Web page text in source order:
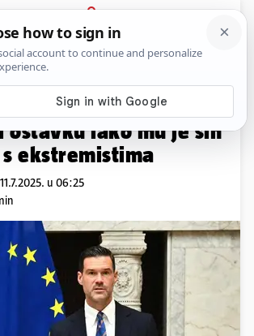
PRIJAVA
News Komentari
Ministar za migracije
ostavku iako mu je sin
ekstremistima
u 06:25